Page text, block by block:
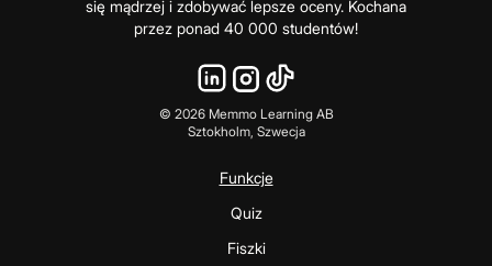
się mądrzej i zdobywać lepsze oceny. Kochana
przez ponad 40 000 studentów!
© 2026Memmo Learning AB
Sztokholm, Szwecja
Funkcje
Quiz
Fiszki